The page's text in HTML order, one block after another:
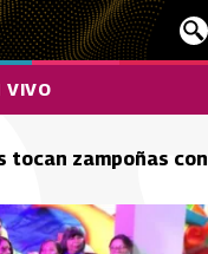
VIVO
tocan zampoñas con